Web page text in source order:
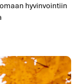
hyvinvointiin